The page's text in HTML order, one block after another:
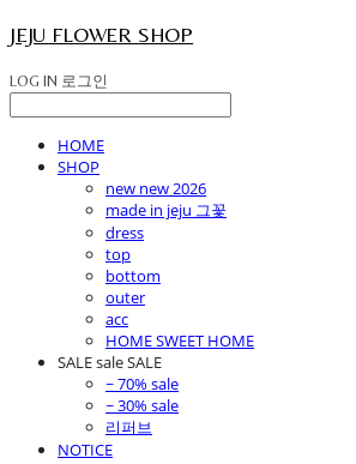
JEJU FLOWER SHOP
LOG IN 로그인
HOME
SHOP
new new 2026
made in jeju 그꽃
dress
top
bottom
outer
acc
HOME SWEET HOME
SALE sale SALE
~ 70% sale
~ 30% sale
리퍼브
NOTICE